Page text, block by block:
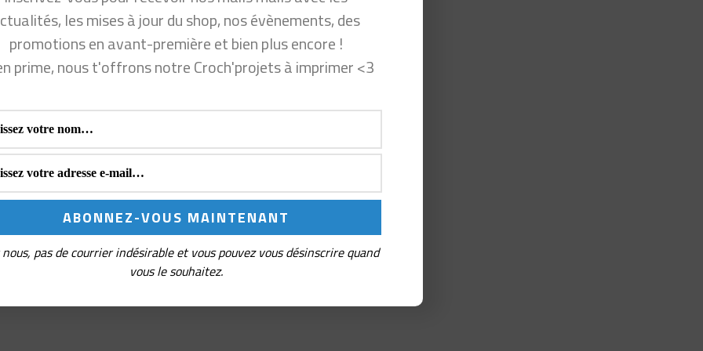
les mises à jour du shop, nos évènements, des
promotions en avant-première et bien plus encore !
prime, nous t'offrons notre Croch'projets à imprimer <3
pas de courrier indésirable et vous pouvez vous désinscrire quand
vous le souhaitez.